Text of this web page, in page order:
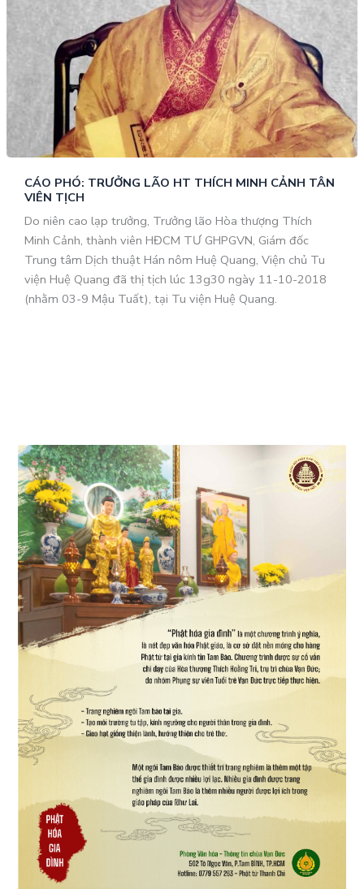
CÁO PHÓ: TRƯỞNG LÃO HT THÍCH MINH CẢNH TÂN
VIÊN TỊCH
Do niên cao lạp trưởng, Trưởng lão Hòa thượng Thích
Minh Cảnh, thành viên HĐCM TƯ GHPGVN, Giám đốc
Trung tâm Dịch thuật Hán nôm Huệ Quang, Viện chủ Tu
viện Huệ Quang đã thị tịch lúc 13g30 ngày 11-10-2018
(nhằm 03-9 Mậu Tuất), tại Tu viện Huệ Quang.